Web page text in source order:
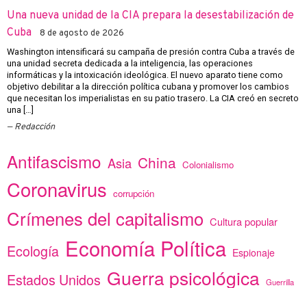
Una nueva unidad de la CIA prepara la desestabilización de
Cuba
8 de agosto de 2026
Washington intensificará su campaña de presión contra Cuba a través de
una unidad secreta dedicada a la inteligencia, las operaciones
informáticas y la intoxicación ideológica. El nuevo aparato tiene como
objetivo debilitar a la dirección política cubana y promover los cambios
que necesitan los imperialistas en su patio trasero. La CIA creó en secreto
una […]
Redacción
Antifascismo Asia China Colonialismo
Coronavirus corrupción
Crímenes del capitalismo Cultura popular
Ecología Economía Política Espionaje
Estados Unidos Guerra psicológica Guerrilla